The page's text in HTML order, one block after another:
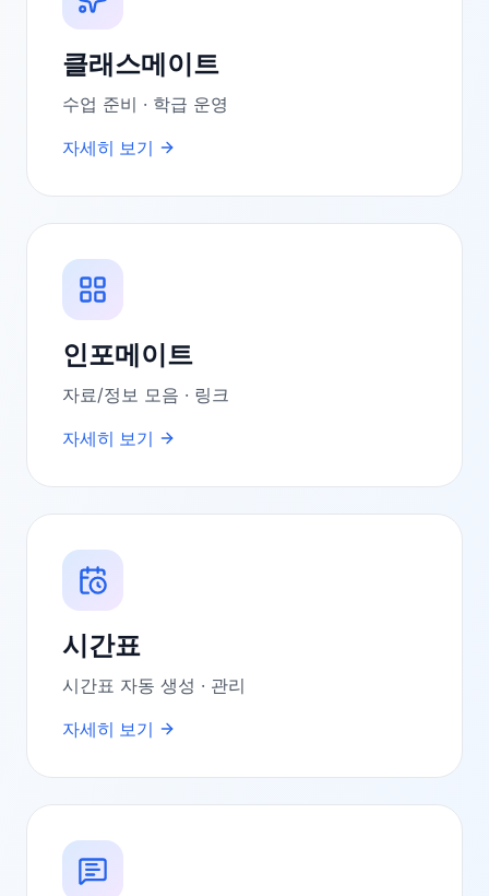
클래스메이트
수업 준비 · 학급 운영
자세히 보기
인포메이트
자료/정보 모음 · 링크
자세히 보기
시간표
시간표 자동 생성 · 관리
자세히 보기